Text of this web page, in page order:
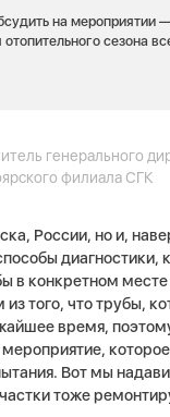
на мероприятии
сезона
генерального
филиала СГК
России, но и,
диагностики,
в конкретном
того, что трубы,
время,
Вот мы
тоже